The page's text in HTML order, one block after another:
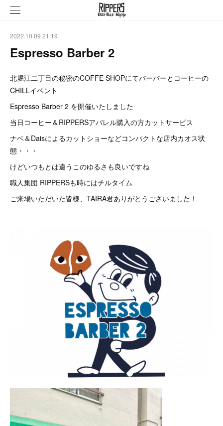
2022.10.09 21:19
Espresso Barber 2
北堀江二丁目の秘密のCOFFE SHOPにてバーバーとコーヒーの
CHILLイベント
Espresso Barber 2 を開催いたしました
当日コーヒー＆RIPPERSアパレル購入の方カットサービス
ナベ＆Daisによるカットショーなどコンパクトな店内カオス状
態・・・
けどいつもとは違うこのゆるさも良いですね
職人集団 RIPPERSも時にはチルタイム
ご来場いただいた皆様、TAIRA君ありがとうございました！